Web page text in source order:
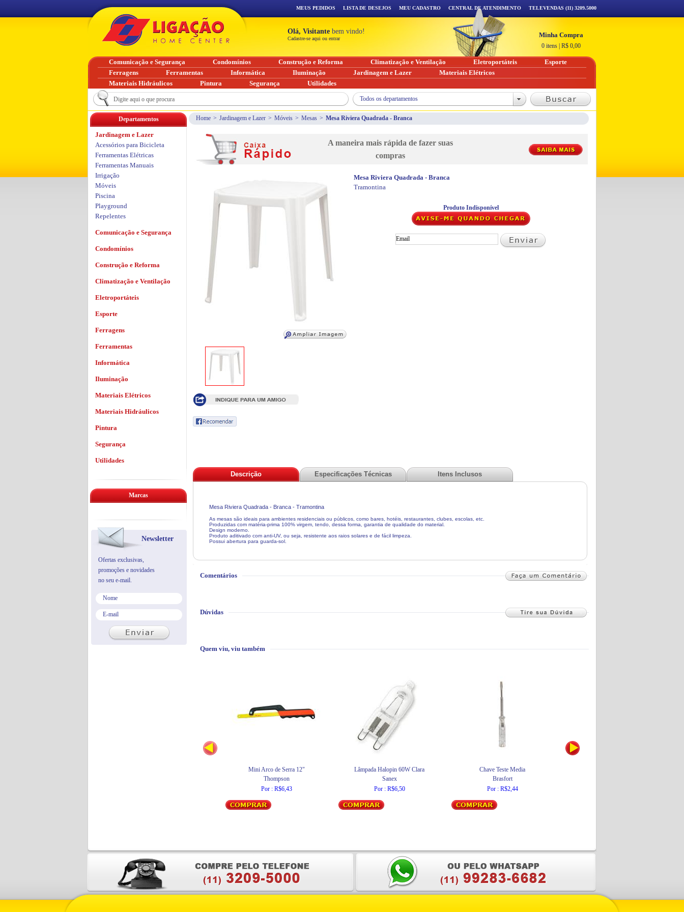
Home > Jardinagem e Lazer > Móveis > Mesas > Mesa Riviera Quadrada - Branca
A maneira mais rápida de fazer suas
compras
Mesa Riviera Quadrada - Branca
Tramontina
Produto Indisponível
Descrição Especificações Técnicas Itens Inclusos
Mesa Riviera Quadrada - Branca - Tramontina
As mesas são ideais para ambientes residenciais ou públicos, como bares, hotéis, restaurantes, clubes, escolas, etc.
Produzidas com matéria-prima 100% virgem, tendo, dessa forma, garantia de qualidade do material.
Design moderno.
Produto aditivado com anti-UV, ou seja, resistente aos raios solares e de fácil limpeza.
Possui abertura para guarda-sol.
Comentários
Dúvidas
Quem viu, viu também
Mini Arco de Serra 12"
Thompson
Por : R$6,43
Lâmpada Halopin 60W Clara
Sanex
Por : R$6,50
Chave Teste Media
Brasfort
Por : R$2,44
Departamentos
Jardinagem e Lazer
Acessórios para Bicicleta
Ferramentas Elétricas
Ferramentas Manuais
Irrigação
Móveis
Piscina
Playground
Repelentes
Comunicação e Segurança
Condomínios
Construção e Reforma
Climatização e Ventilação
Eletroportáteis
Esporte
Ferragens
Ferramentas
Informática
Iluminação
Materiais Elétricos
Materiais Hidráulicos
Pintura
Segurança
Utilidades
Marcas
Newsletter
Ofertas exclusivas,
promoções e novidades
no seu e-mail.
MEUS PEDIDOS LISTA DE DESEJOS MEU CADASTRO CENTRAL DE ATENDIMENTO TELEVENDAS (11) 3209.5000
Olá, Visitante bem vindo!
Cadastre-se aqui ou entrar Minha Compra
0 itens R$ 0,00
Comunicação e Segurança Condomínios Construção e Reforma Climatização e Ventilação Eletroportáteis
Esporte
Ferragens
Ferramentas Informática Iluminação Jardinagem e Lazer
Materiais Elétricos
Materiais Hidráulicos
Pintura Segurança Utilidades
Todos os departamentos